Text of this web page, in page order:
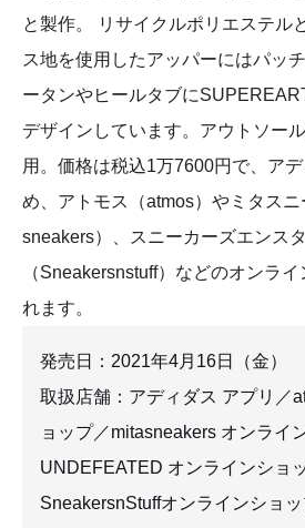
と製作。 リサイクルポリエステル
ス地を使用したアッパーにはパッ
ータンやヒールタブに
デザインしています。アウトソー
用。価格は税込1万7600円で、ア
め、アトモス（atmos）やミタス
sneakers）、スニーカーズエンス
（Sneakersnstuff）などのオンラ
れます。
発売日：2021年4月16日（金）
取扱店舗：アディダス アプリ／
ョップ／mitasneakers オンライ
UNDEFEATED オンラインショ
SneakersnStuffオンラインショ